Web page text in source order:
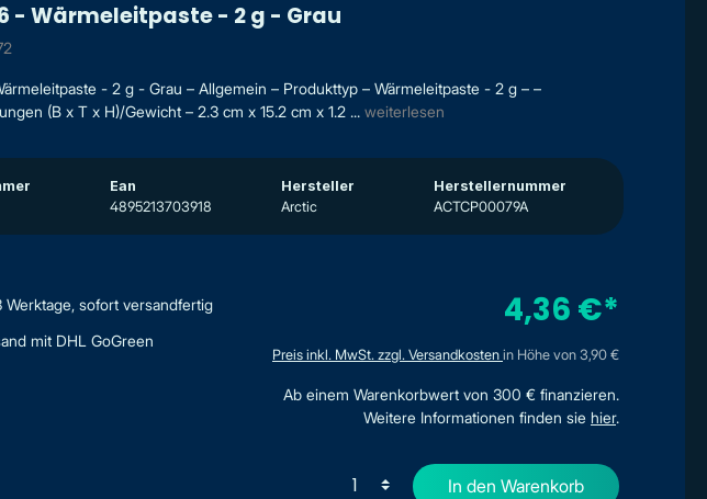
- Wärmeleitpaste - 2 g - Grau
- 2 g - Grau – Allgemein – Produkttyp – Wärmeleitpaste - 2 g – –
(B x T x H)/Gewicht – 2.3 cm x 15.2 cm x 1.2 ... weiterlesen
Ean
4895213703918
Hersteller
Arctic
Herstellernummer
ACTCP00079A
Werktage, sofort versandfertig
mit DHL GoGreen
4,36 €*
Preis inkl. MwSt. zzgl. Versandkosten in Höhe von 3,90 €
Ab einem Warenkorbwert von 300 € finanzieren.
Weitere Informationen finden sie hier.
In den Warenkorb